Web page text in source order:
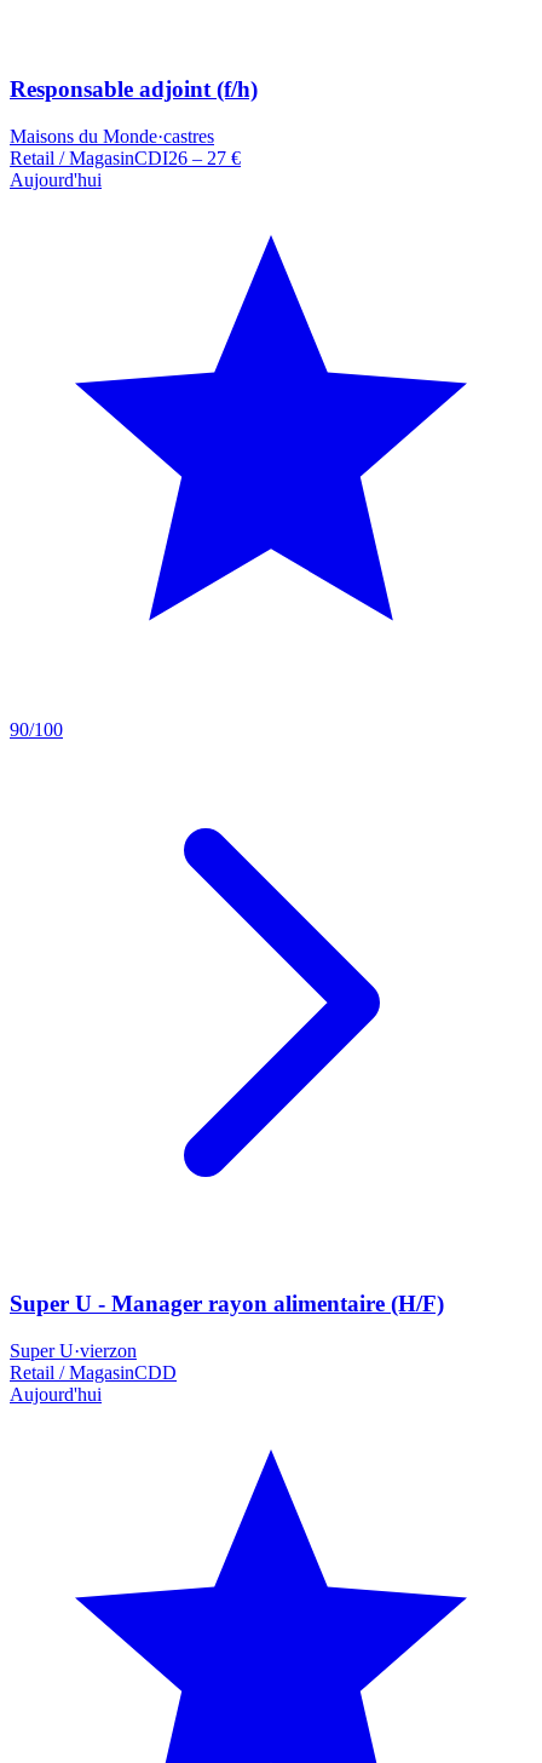
Responsable adjoint (f/h)
Maisons du Monde·castres
Retail / MagasinCDI26 – 27 €
Aujourd'hui
90/100
Super U - Manager rayon alimentaire (H/F)
Super U·vierzon
Retail / MagasinCDD
Aujourd'hui